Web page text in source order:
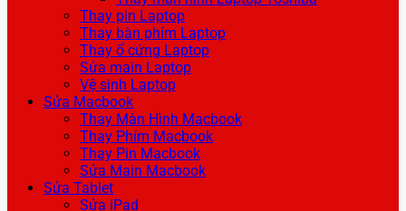
Thay pin Laptop
Thay bàn phím Laptop
Thay ổ cứng Laptop
Sửa main Laptop
Vệ sinh Laptop
Sửa Macbook
Thay Màn Hình Macbook
Thay Phím Macbook
Thay Pin Macbook
Sửa Main Macbook
Sửa Tablet
Sửa iPad